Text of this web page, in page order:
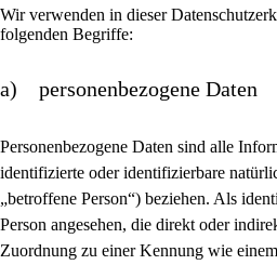
Wir verwenden in dieser
folgenden Begriffe:
a) personenbezogene Daten
Personenbezogene Daten sind alle
identifizierte oder identifizierbare
„betroffene Person“) beziehen. Als
Person angesehen, die direkt oder
Zuordnung zu einer Kennung wie